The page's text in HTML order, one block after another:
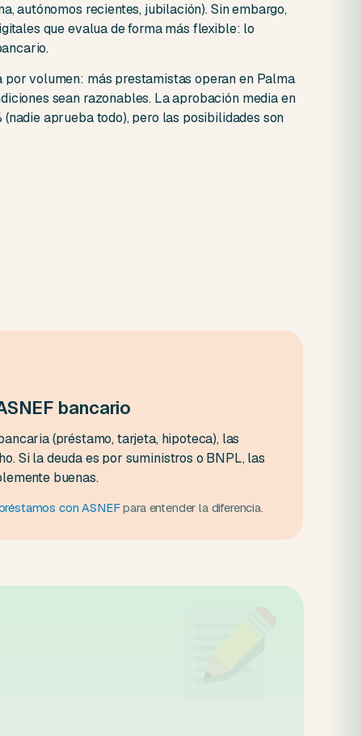
autónomos recientes, jubilación). Sin embargo,
que evalua de forma más flexible: lo
volumen: más prestamistas operan en Palma
sean razonables. La aprobación media en
aprueba todo), pero las posibilidades son
bancario
(préstamo, tarjeta, hipoteca), las
Si la deuda es por suministros o BNPL, las
buenas.
con ASNEFpara entender la diferencia.